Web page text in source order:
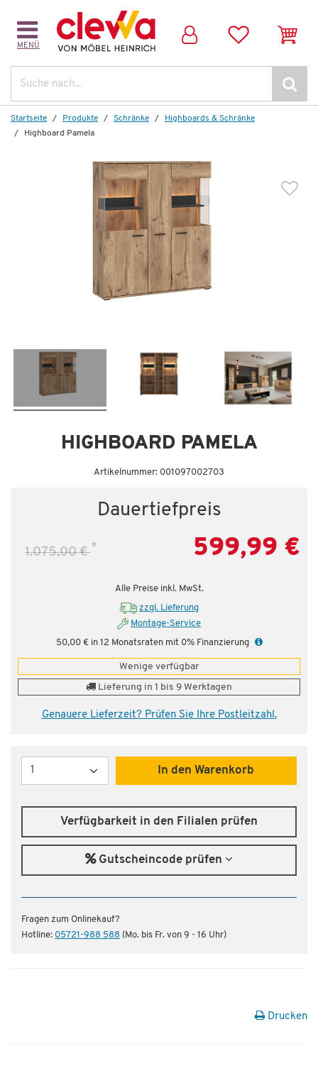
MENÜ
Startseite Produkte Schränke
Highboards & Schränke
Highboard Pamela
HIGHBOARD PAMELA
Artikelnummer: 001097002703
Dauertiefpreis
1.075,00 €* 599,99 €
Alle Preise inkl. MwSt.
zzgl. Lieferung
Montage-Service
50,00 € in 12 Monatsraten mit 0% Finanzierung
Wenige verfügbar
Lieferung in 1 bis 9 Werktagen
Genauere Lieferzeit? Prüfen Sie Ihre Postleitzahl.
Menge
In den Warenkorb
Weitere Artikel aus der Serie
Wenige verfügbar
Sideboard
Pamela
839,00 €
*
479,99 €
Verfügbarkeit in den Filialen prüfen
Gutscheincode prüfen
Fragen zum Onlinekauf?
Hotline: 05721-988 588 (Mo. bis Fr. von 9 - 16 Uhr)
Drucken